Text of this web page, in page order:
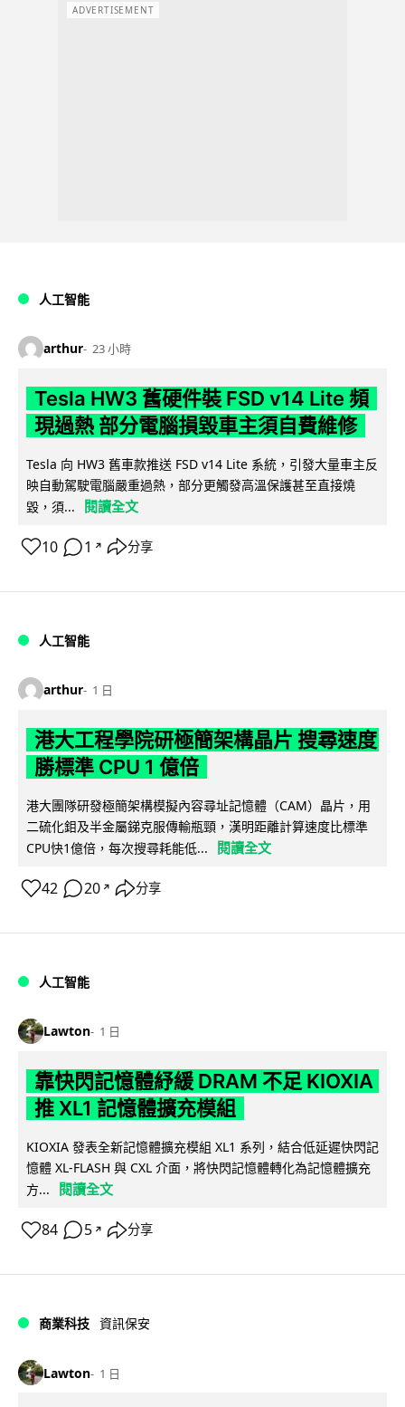
ADVERTISEMENT
人工智能
arthur 23 小時
Tesla HW3 舊硬件裝 FSD v14 Lite 頻
現過熱 部分電腦損毀車主須自費維修
Tesla 向 HW3 舊車款推送 FSD v14 Lite 系統，引發大量車主反
映自動駕駛電腦嚴重過熱，部分更觸發高溫保護甚至直接燒
毀，須...
閱讀全文
10 1 ↗ 分享
人工智能
arthur 1 日
港大工程學院研極簡架構晶片 搜尋速度
勝標準 CPU 1 億倍
港大團隊研發極簡架構模擬內容尋址記憶體（CAM）晶片，用
二硫化鉬及半金屬銻克服傳輸瓶頸，漢明距離計算速度比標準
CPU快1億倍，每次搜尋耗能低...
閱讀全文
42 20 ↗ 分享
人工智能
Lawton 1 日
靠快閃記憶體紓緩 DRAM 不足 KIOXIA
推 XL1 記憶體擴充模組
KIOXIA 發表全新記憶體擴充模組 XL1 系列，結合低延遲快閃記
憶體 XL-FLASH 與 CXL 介面，將快閃記憶體轉化為記憶體擴充
方...
閱讀全文
84 5 ↗ 分享
商業科技 資訊保安
Lawton 1 日